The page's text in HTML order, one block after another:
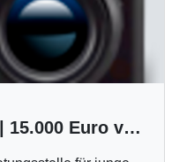
Soziales Engagement | 15.000 Euro vom VfB für YASEMIN Beratungsstelle